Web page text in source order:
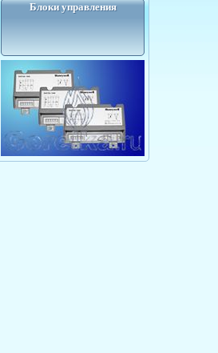
Блоки управления